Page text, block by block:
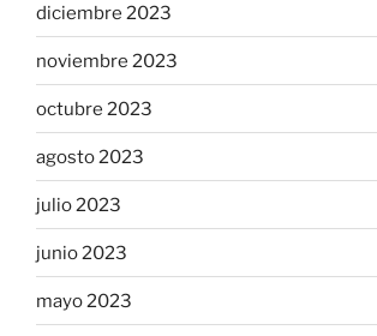
diciembre 2023
noviembre 2023
octubre 2023
agosto 2023
julio 2023
junio 2023
mayo 2023